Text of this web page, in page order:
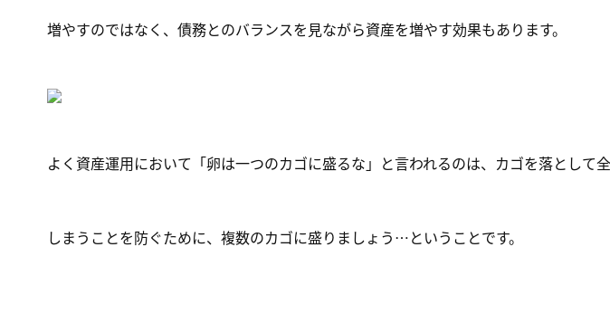
増やすのではなく、債務とのバランスを見ながら資産を増やす効果もあります。
よく資産運用において「卵は一つのカゴに盛るな」と言われるのは、カゴを落として
しまうことを防ぐために、複数のカゴに盛りましょう…ということです。